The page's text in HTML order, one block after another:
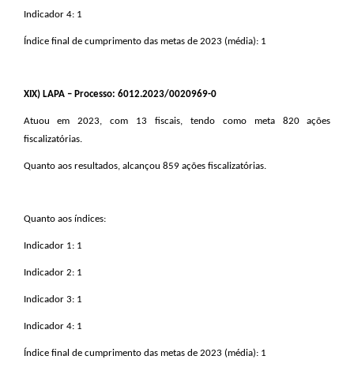
Indicador 4: 1
Índice final de cumprimento das metas de 2023 (média): 1
XIX) LAPA – Processo: 6012.2023/0020969-0
Atuou em 2023, com 13 fiscais, tendo como meta 820 ações
fiscalizatórias.
Quanto aos resultados, alcançou 859 ações fiscalizatórias.
Quanto aos índices:
Indicador 1: 1
Indicador 2: 1
Indicador 3: 1
Indicador 4: 1
Índice final de cumprimento das metas de 2023 (média): 1